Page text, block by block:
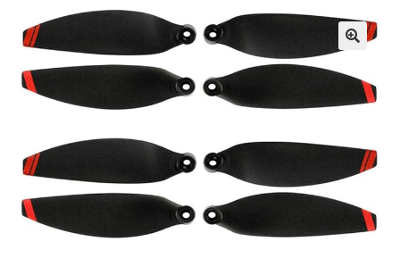
Мой аккаунт
Новости
Оптовый склад
Оформление заказа
Услуги